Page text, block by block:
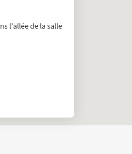
l'allée de la salle